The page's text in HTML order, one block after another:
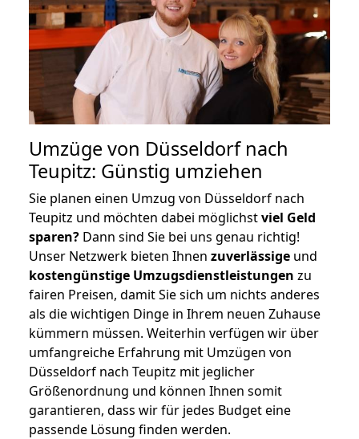
Umzüge von Düsseldorf nach
Teupitz: Günstig umziehen
Sie planen einen Umzug von Düsseldorf nach
Teupitz und möchten dabei möglichstviel Geld
sparen? Dann sind Sie bei uns genau richtig!
Unser Netzwerk bieten Ihnen zuverlässige und
kostengünstige Umzugsdienstleistungen zu
fairen Preisen, damit Sie sich um nichts anderes
als die wichtigen Dinge in Ihrem neuen Zuhause
kümmern müssen. Weiterhin verfügen wir über
umfangreiche Erfahrung mit Umzügen von
Düsseldorf nach Teupitz mit jeglicher
Größenordnung und können Ihnen somit
garantieren, dass wir für jedes Budget eine
passende Lösung finden werden.